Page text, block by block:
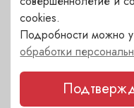
ДРУГИЕ
Последние события и
cookies.
Подробности можно
обработки